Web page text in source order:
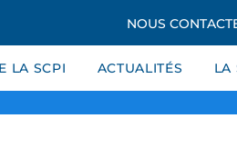
NOUS
LA SCPI ACTUALITÉS LA